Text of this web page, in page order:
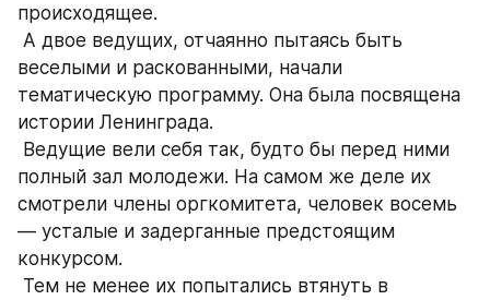
происходящее.
веселыми и раскованными, начали
тематическую программу. Она была посвящена
истории Ленинграда.
полный зал молодежи. На самом же деле их
смотрели члены оргкомитета, человек восемь
— усталые и задерганные предстоящим
конкурсом.